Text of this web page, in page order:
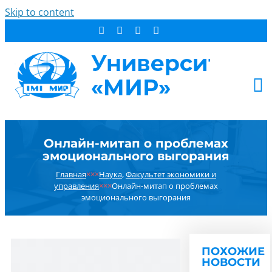
Skip to content
СТУДЕНТУ
ОБ УНИВЕРСИТЕТЕ
Онлайн-митап о проблемах
эмоционального выгорания
Главная×××Наука,Факультет экономики и
управления×××Онлайн-митап о проблемах
эмоционального выгорания
ПОХОЖИЕ
НОВОСТИ